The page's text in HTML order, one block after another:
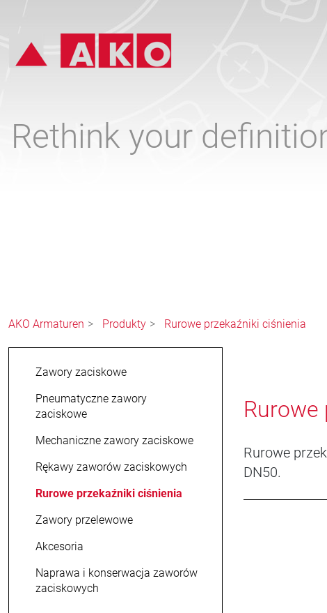
Rethink your
AKO Armaturen Produkty Rurowe przekaźniki ciśnienia
Zawory zaciskowe
Pneumatyczne zawory
zaciskowe
Mechaniczne zawory zaciskowe
Rękawy zaworów zaciskowych
Rurowe przekaźniki ciśnienia
Zawory przelewowe
Akcesoria
Naprawa i konserwacja zaworów
zaciskowych
Rurowe
Rurowe
DN50.